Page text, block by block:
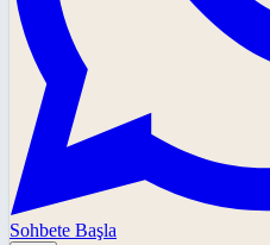
Sohbete Başla